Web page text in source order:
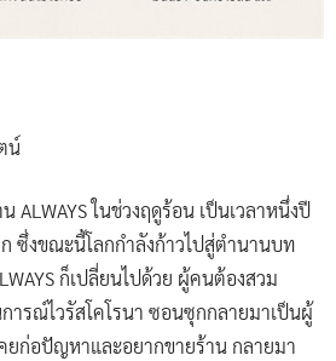
น์
ALWAYS ในช่วงฤดูร้อน เป็นเวลาหนึ่งปี
ก ซึ่งขณะนี้โลกกำลังก้าวไปสู่ตำนานบท
ก็เปลี่ยนไปด้วย ผู้คนต้องสวม
ารณ์ไวรัสโคโรนา ซอนซุกกลายมาเป็นผู้
ยก่อปัญหาและอยากขายร้าน กลายมา